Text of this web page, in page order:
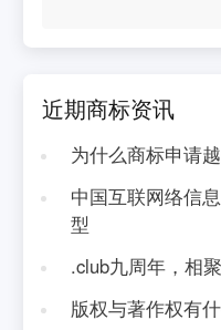
近期商标资讯
为什么商标申请
中国互联网络信
型
.club九周年，相
版权与著作权有